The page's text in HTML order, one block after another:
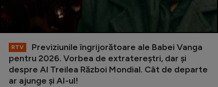
RTV
Previziunile îngrijorătoare ale Babei Vanga
pentru 2026. Vorbea de extratereștri, dar și
despre Al Treilea Război Mondial. Cât de departe
ar ajunge și AI-ul!